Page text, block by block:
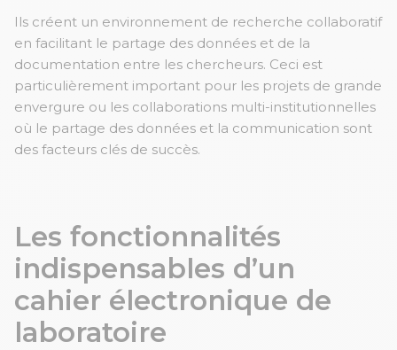
Ils créent un environnement de recherche collaboratif
en facilitant le partage des données et de la
documentation entre les chercheurs. Ceci est
particulièrement important pour les projets de grande
envergure ou les collaborations multi-institutionnelles
où le partage des données et la communication sont
des facteurs clés de succès.
Les fonctionnalités
indispensables d’un
cahier électronique de
laboratoire